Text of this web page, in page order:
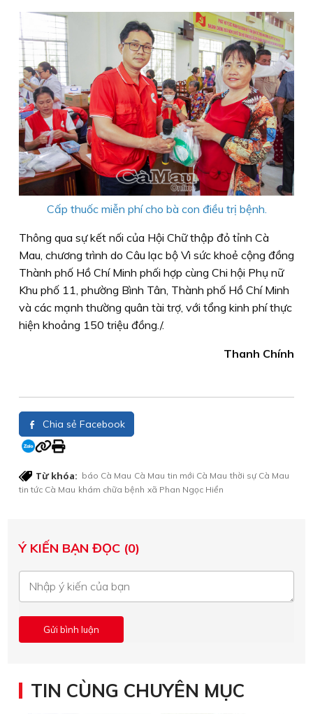
Cấp thuốc miễn phí cho bà con điều trị bệnh.
Thông qua sự kết nối của Hội Chữ thập đỏ tỉnh Cà
Mau, chương trình do Câu lạc bộ Vì sức khoẻ cộng đồng
Thành phố Hồ Chí Minh phối hợp cùng Chi hội Phụ nữ
Khu phố 11, phường Bình Tân, Thành phố Hồ Chí Minh
và các mạnh thường quân tài trợ, với tổng kinh phí thực
hiện khoảng 150 triệu đồng./.
Thanh Chính
Chia sẻ Facebook
Từ khóa: báo Cà Mau Cà Mau tin mới Cà Mau thời sự Cà Mau
tin tức Cà Mau khám chữa bệnh xã Phan Ngọc Hiển
Ý KIẾN BẠN ĐỌC (0)
TIN CÙNG CHUYÊN MỤC